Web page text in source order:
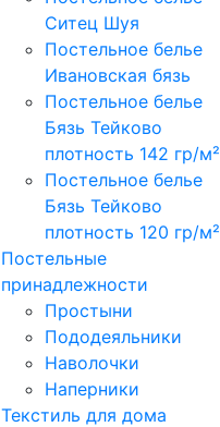
Ситец Шуя
Постельное белье
Ивановская бязь
Постельное белье
Бязь Тейково
плотность 142 гр/м²
Постельное белье
Бязь Тейково
плотность 120 гр/м²
Постельные
принадлежности
Простыни
Пододеяльники
Наволочки
Наперники
Текстиль для дома